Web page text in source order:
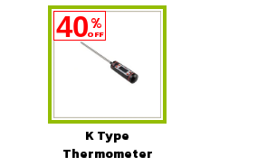
40%
OFF
K Type
Thermometer